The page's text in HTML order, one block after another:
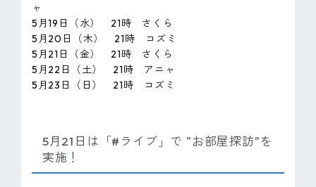
ャ
5月19日（水） 21時 さくら
5月20日（木） 21時 コズミ
5月21日（金） 21時 さくら
5月22日（土） 21時 アニャ
5月23日（日） 21時 コズミ
5月21日は「#ライブ」で "お部屋探訪"を
実施！